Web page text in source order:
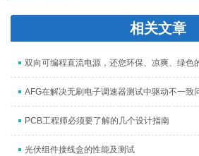
相关文章
双向可编程直流电源，还您环保、凉爽、绿色
AFG在解决无刷电子调速器测试中驱动不一致
PCB工程师必须要了解的几个设计指南
光伏组件接线盒的性能及测试